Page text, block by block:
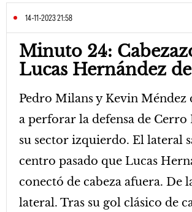
14-11-2023 21:58
Minuto 24:
Lucas Hernández
Pedro Milans y Kevin Méndez
a perforar la defensa de
su sector izquierdo. El lateral
centro pasado que Lucas
conectó de cabeza afuera. De
lateral. Tras su gol clásico de